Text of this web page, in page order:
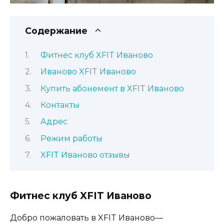
Содержание
Фитнес клуб XFIT Иваново
Иваново XFIT Иваново
Купить абонемент в XFIT Иваново
Контакты
Адрес
Режим работы
XFIT Иваново отзывы
Фитнес клуб XFIT Иваново
Добро пожаловать в XFIT Иваново—